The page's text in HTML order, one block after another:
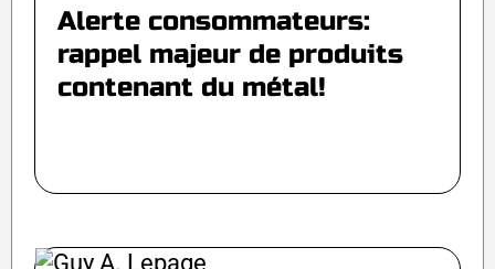
Alerte consommateurs:
rappel majeur de produits
contenant du métal!